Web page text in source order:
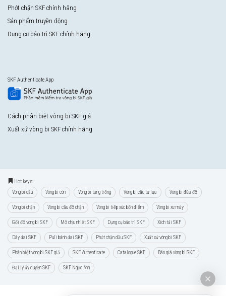
Phớt chặn SKF chính hãng
Sản phẩm truyền động
Dụng cụ bảo trì SKF chính hãng
SKF Authenticate App
Cách phân biệt vòng bi SKF giả
Xuất xứ vòng bi SKF chính hãng
Hot keys:
Vòng bi cầu Vòng bi côn Vòng bi tang trống Vòng bi cầu tự lựa Vòng bi đũa đỡ
Vòng bi chặn Vòng bi cầu đỡ chặn Vòng bi tiếp xúc bốn điểm Vòng bi xe máy
Gối đỡ vòng bi SKF Mỡ chịu nhiệt SKF Dụng cụ bảo trì SKF Xích tải SKF
Dây đai SKF Puli bánh đai SKF Phớt chặn dầu SKF Xuất xứ vòng bi SKF
Phân biệt vòng bi SKF giả SKF Authenticate Catalogue SKF Báo giá vòng bi SKF
Đại lý ủy quyền SKF SKF Ngọc Anh